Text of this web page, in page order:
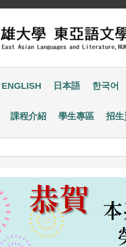
ENGLISH 日本語 한국어
課程介紹 學生專區 招生